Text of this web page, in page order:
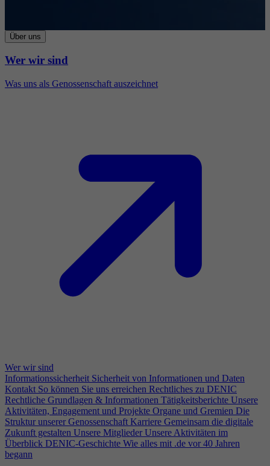
Über uns
Wer wir sind
Was uns als Genossenschaft auszeichnet
Wer wir sind
Informationssicherheit Sicherheit von Informationen und Daten
Kontakt So können Sie uns erreichen Rechtliches zu DENIC
Rechtliche Grundlagen & Informationen Tätigkeitsberichte Unsere
Aktivitäten, Engagement und Projekte Organe und Gremien Die
Struktur unserer Genossenschaft Karriere Gemeinsam die digitale
Zukunft gestalten Unsere Mitglieder Unsere Aktivitäten im
Überblick DENIC-Geschichte Wie alles mit .de vor 40 Jahren
begann